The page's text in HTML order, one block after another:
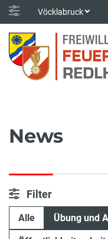
Vöcklabruck
News
Filter
Alle Übung und